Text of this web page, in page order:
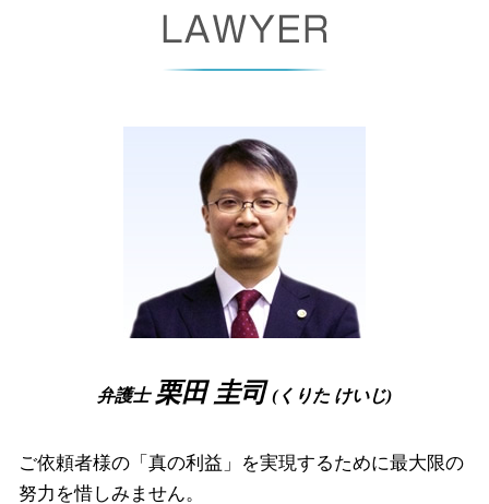
事業譲渡 契約書
パワハラ 証拠
パワハラ 退職
債権 債務 違い
債権回収 委託
債権回収 方法
自己破産 免責 不許可
自己破産 書類
ブラックリスト 条件
自己破産 携帯 契約
官報 自己破産
破産事件 堺市 弁護士
破産事件 高槻市 弁護士
労働問題 高槻市 相談
相続 尼崎市 弁護士
相続 奈良県 弁護士
債権回収 高槻市 相談
企業法務 奈良県 相談
離婚 堺市 弁護士
労働問題 大阪市 相談
破産事件 堺市 相談
弁護士 栗田 圭司 (くりた けいじ)
ご依頼者様の「真の利益」を実現するために最大限の
努力を惜しみません。